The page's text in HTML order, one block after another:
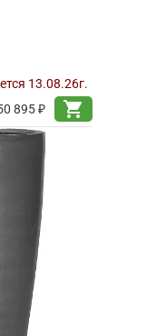
13.08.26г.
895 ₽
shopping_cart